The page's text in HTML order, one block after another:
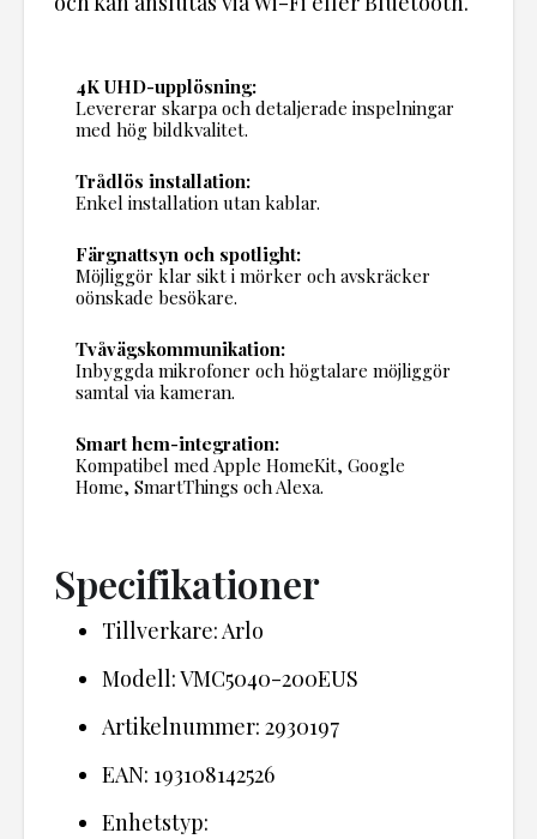
4K UHD-upplösning:
Levererar skarpa och detaljerade inspelningar
med hög bildkvalitet.
Trådlös installation:
Enkel installation utan kablar.
Färgnattsyn och spotlight:
Möjliggör klar sikt i mörker och avskräcker
oönskade besökare.
Tvåvägskommunikation:
Inbyggda mikrofoner och högtalare möjliggör
samtal via kameran.
Smart hem-integration:
Kompatibel med Apple HomeKit, Google
Home, SmartThings och Alexa.
Specifikationer
Tillverkare: Arlo
Modell: VMC5040-200EUS
Artikelnummer: 2930197
EAN: 193108142526
Enhetstyp: